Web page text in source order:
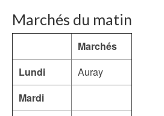
Marchés du matin
Marchés
Lundi
Auray
Mardi